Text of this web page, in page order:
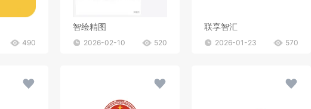
490
智绘精图
2026-02-10 520
联享智汇
2026-01-23 570